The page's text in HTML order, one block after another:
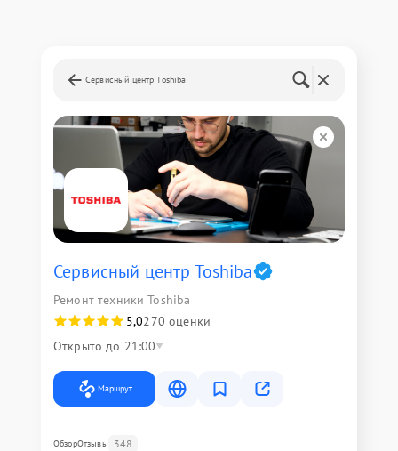
Сервисный центр Toshiba
Сервисный центр Toshiba
Ремонт техники Toshiba
5,0270 оценки
Открыто до 21:00
Маршрут
ОбзорОтзывы 348